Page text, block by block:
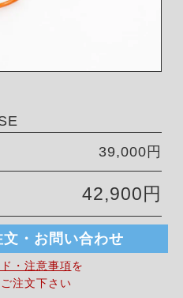
39,000円
42,900円
・お問い合わせ
・注意事項を
注文下さい